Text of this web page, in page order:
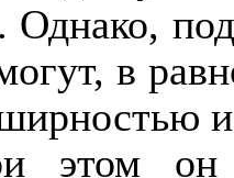
Однако,
в
этом он